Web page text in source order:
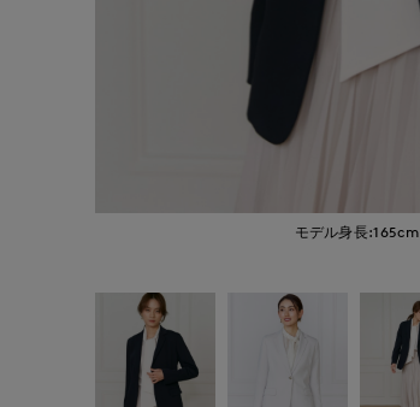
モデル身長:165cm